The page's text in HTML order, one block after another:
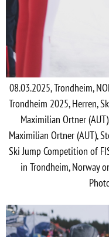
08.03.2025, Trondheim,
Trondheim 2025, Herren,
Maximilian Ortner
Maximilian Ortner (AUT),
Ski Jump Competition of
in Trondheim, Norway